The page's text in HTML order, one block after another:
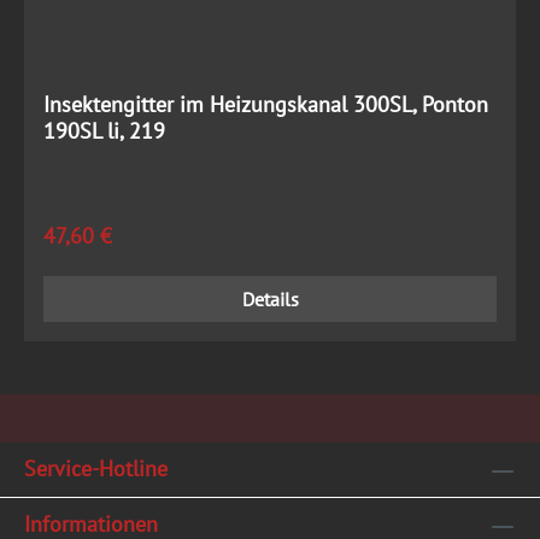
Insektengitter im Heizungskanal 300SL, Ponton
190SL li, 219
Regulärer Preis:
47,60 €
Details
Service-Hotline
Informationen